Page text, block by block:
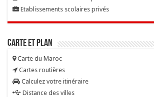
Etablissements scolaires privés
Carte et Plan
Carte du Maroc
Cartes routières
Calculez votre itinéraire
Distance des villes